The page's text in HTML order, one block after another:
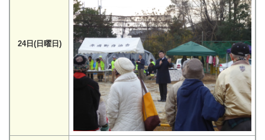
24日(日曜日)